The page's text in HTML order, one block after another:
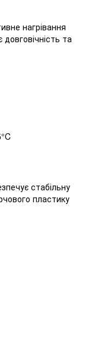
нагрівання
та
стабільну
пластику